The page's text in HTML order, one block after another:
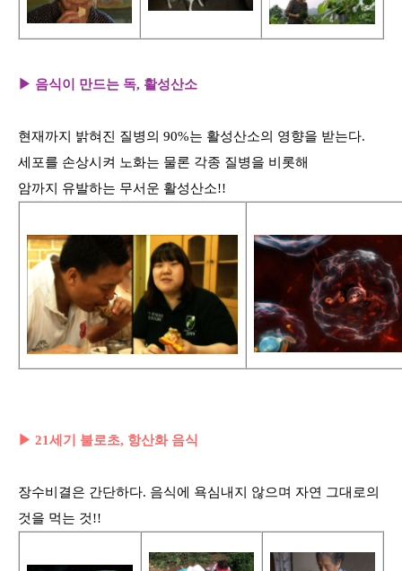
▶ 음식이 만드는 독, 활성산소
현재까지 밝혀진 질병의 90%는 활성산소의 영향을 받는다.
세포를 손상시켜 노화는 물론 각종 질병을 비롯해
암까지 유발하는 무서운 활성산소!!
▶ 21세기 불로초, 항산화 음식
장수비결은 간단하다. 음식에 욕심내지 않으며 자연 그대로의
것을 먹는 것!!